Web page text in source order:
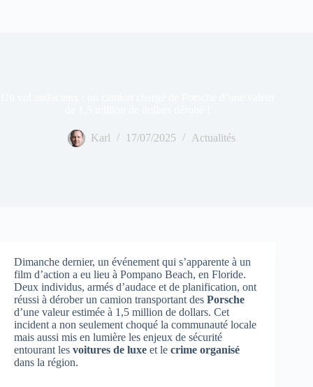
Karl 17/07/2025 Actualités
Dimanche dernier, un événement qui s’apparente à un
film d’action a eu lieu à Pompano Beach, en Floride.
Deux individus, armés d’audace et de planification, ont
réussi à dérober un camion transportant des Porsche
d’une valeur estimée à 1,5 million de dollars. Cet
incident a non seulement choqué la communauté locale
mais aussi mis en lumière les enjeux de sécurité
entourant les voitures de luxe et le crime organisé
dans la région.